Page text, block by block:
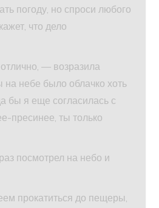
погоду, но спроси любого
что дело
— возразила
небе было облачко хоть
бы я еще согласилась с
пресинее, ты только
посмотрел на небо и
прокатиться до пещеры,